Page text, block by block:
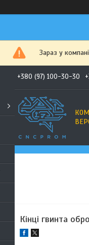
Зараз у
+380 (97) 100-30-30
Кінці гвинта